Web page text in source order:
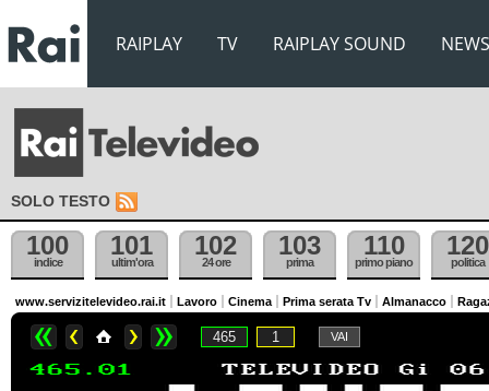
RAIPLAY TV RAIPLAY SOUND NEWS
SOLO TESTO
100
indice
101
ultim'ora
102
24 ore
103
prima
110
primo piano
120
politica
www.servizitelevideo.rai.it Lavoro Cinema Prima serata Tv Almanacco